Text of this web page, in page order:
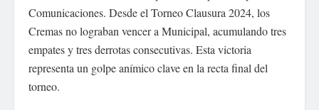
Comunicaciones. Desde el Torneo Clausura 2024, los
Cremas no lograban vencer a Municipal, acumulando tres
empates y tres derrotas consecutivas. Esta victoria
representa un golpe anímico clave en la recta final del
torneo.